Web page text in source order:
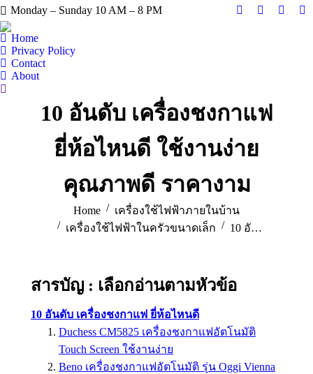
Monday – Sunday 10 AM – 8 PM
Facebook
X
Home
Privacy Policy
Contact
About
Search:
10 อันดับ เครื่องชงกาแฟ
ยี่ห้อไหนดี ใช้งานง่าย
คุณภาพดี ราคางาม
You are here:
Home
เครื่องใช้ไฟฟ้าภายในบ้าน
เครื่องใช้ไฟฟ้าในครัวขนาดเล็ก
10 อั…
สารบัญ : เลือกอ่านตามหัวข้อ
10 อันดับ เครื่องชงกาแฟ ยี่ห้อไหนดี
Duchess CM5825 เครื่องชงกาแฟอัตโนมัติ
Touch Screen ใช้งานง่าย
Beno เครื่องชงกาแฟอัตโนมัติ รุ่น Oggi Vienna